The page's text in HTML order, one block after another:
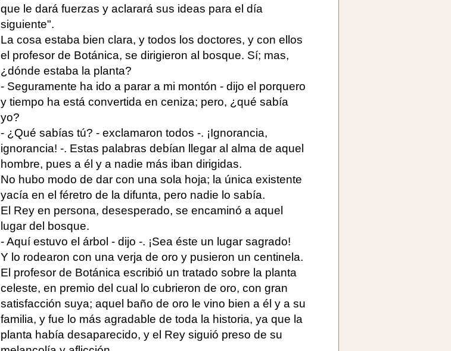
que le dará fuerzas y aclarará sus ideas para el día
siguiente".
La cosa estaba bien clara, y todos los doctores, y con ellos
el profesor de Botánica, se dirigieron al bosque. Sí; mas,
¿dónde estaba la planta?
- Seguramente ha ido a parar a mi montón - dijo el porquero
y tiempo ha está convertida en ceniza; pero, ¿qué sabía
yo?
- ¿Qué sabías tú? - exclamaron todos -. ¡Ignorancia,
ignorancia! -. Estas palabras debían llegar al alma de aquel
hombre, pues a él y a nadie más iban dirigidas.
No hubo modo de dar con una sola hoja; la única existente
yacía en el féretro de la difunta, pero nadie lo sabía.
El Rey en persona, desesperado, se encaminó a aquel
lugar del bosque.
- Aquí estuvo el árbol - dijo -. ¡Sea éste un lugar sagrado!
Y lo rodearon con una verja de oro y pusieron un centinela.
El profesor de Botánica escribió un tratado sobre la planta
celeste, en premio del cual lo cubrieron de oro, con gran
satisfacción suya; aquel baño de oro le vino bien a él y a su
familia, y fue lo más agradable de toda la historia, ya que la
planta había desaparecido, y el Rey siguió preso de su